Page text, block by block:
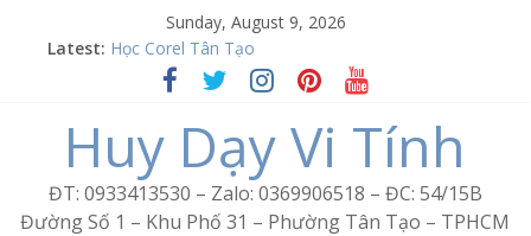
Sunday, August 9, 2026
Latest: Word Bình Trị Đông – Tin học văn phòng cấp tốc
Học Corel Tân Tạo
Cách tạo USB Boot bằng Ventoy
Khóa học Photoshop tại Tân Tạo
Excel Bình Trị Đông – Vi tính văn phòng cấp tốc
Huy Dạy Vi Tính
ĐT: 0933413530 – Zalo: 0369906518 – ĐC: 54/15B
Đường Số 1 – Khu Phố 31 – Phường Tân Tạo – TPHCM